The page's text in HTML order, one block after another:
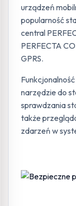
urządzeń
popularność
central
PERFECTA
GPRS.
narzędzie do
sprawdzania
także
zdarzeń w